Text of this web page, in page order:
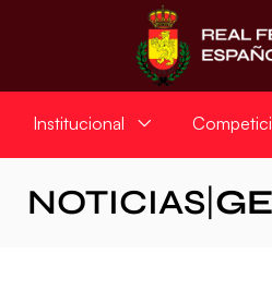
Institucional
NOTICIAS